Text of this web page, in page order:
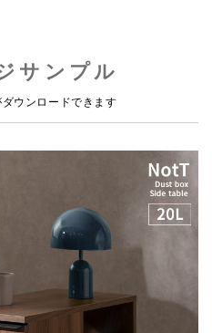
サンプル
ウンロードできます